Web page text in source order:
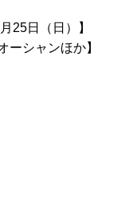
25日（日）】
ーシャンほか】